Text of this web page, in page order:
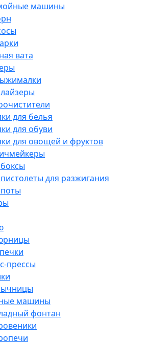
машины
вата
для белья
для обуви
для овощей и фруктов
для разжигания
прессы
машины
фонтан